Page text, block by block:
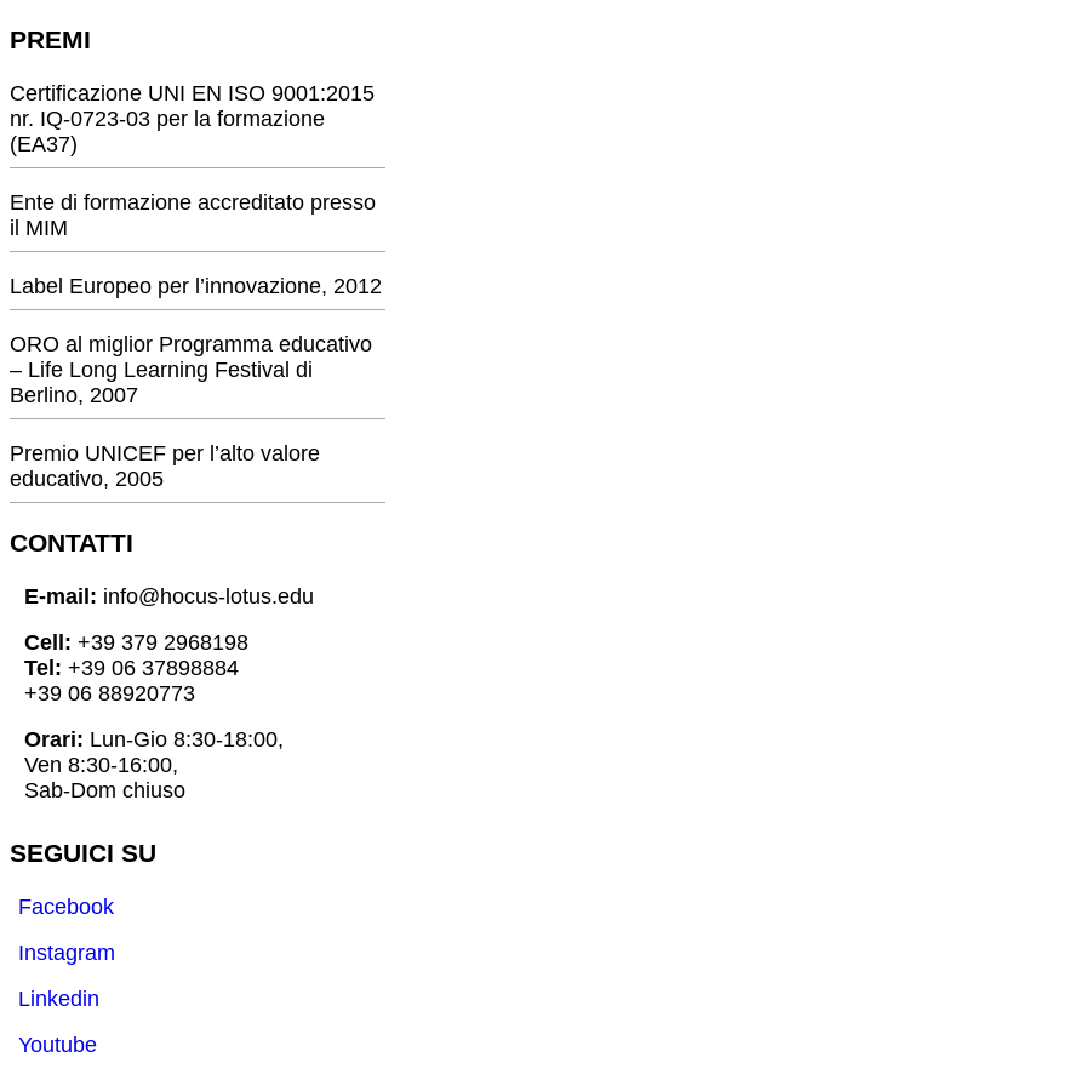
PREMI
Certificazione UNI EN ISO 9001:2015
nr. IQ-0723-03 per la formazione
(EA37)
Ente di formazione accreditato presso
il MIM
Label Europeo per l’innovazione, 2012
ORO al miglior Programma educativo
– Life Long Learning Festival di
Berlino, 2007
Premio UNICEF per l’alto valore
educativo, 2005
CONTATTI
E-mail: info@hocus-lotus.edu
Cell: +39 379 2968198
Tel: +39 06 37898884
+39 06 88920773
Orari: Lun-Gio 8:30-18:00,
Ven 8:30-16:00,
Sab-Dom chiuso
SEGUICI SU
Facebook
Instagram
Linkedin
Youtube